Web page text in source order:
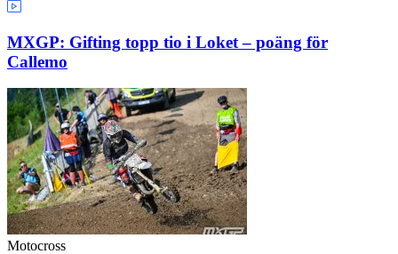
MXGP: Gifting topp tio i Loket – poäng för
Callemo
Motocross